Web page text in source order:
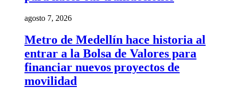
agosto 7, 2026
Metro de Medellín hace historia al
entrar a la Bolsa de Valores para
financiar nuevos proyectos de
movilidad